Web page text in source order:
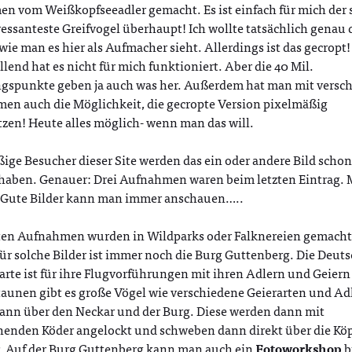
vom Weißkopfseeadler gemacht. Es ist einfach für mich der
Greifvogel überhaupt! Ich wollte tatsächlich genau
man es hier als Aufmacher sieht. Allerdings ist das gecropt!
hat es nicht für mich funktioniert. Aber die 40 Mil.
geben ja auch was her. Außerdem hat man mit
auch die Möglichkeit, die gecropte Version pixelmäßig
Heute alles möglich- wenn man das will.
Besucher dieser Site werden das ein oder andere Bild
Genauer: Drei Aufnahmen waren beim letzten Eintrag.
Bilder kann man immer anschauen…..
Aufnahmen wurden in Wildparks oder Falknereien
solche Bilder ist immer noch die Burg Guttenberg. Die
ist für ihre Flugvorführungen mit ihren Adlern und
gibt es große Vögel wie verschiedene Geierarten und
über den Neckar und der Burg. Diese werden dann mit
Köder angelockt und schweben dann direkt über die